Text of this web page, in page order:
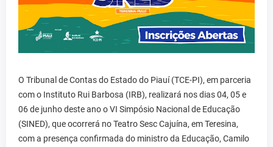
O Tribunal de Contas do Estado do Piauí (TCE-PI), em parceria
com o Instituto Rui Barbosa (IRB), realizará nos dias 04, 05 e
06 de junho deste ano o VI Simpósio Nacional de Educação
(SINED), que ocorrerá no Teatro Sesc Cajuína, em Teresina,
com a presença confirmada do ministro da Educação, Camilo